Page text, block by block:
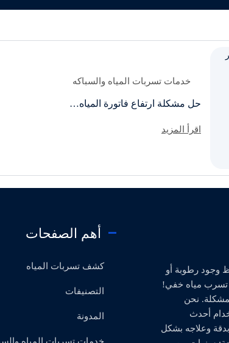
خدمات تسربات المياه والسباكه
حل مشكلة ارتفاع فاتورة المياه…
اقرأ المزيد
وجود رطوبة أو
تسرب مياه خفي!
نحن
أحدث
وعلاجه بشكل
أهم الصفحات
كشف تسربات المياه
التصنيفات
المدونة